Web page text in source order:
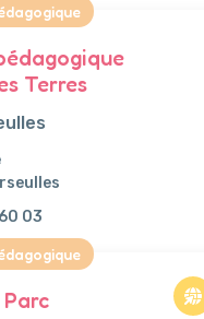
Terres
03